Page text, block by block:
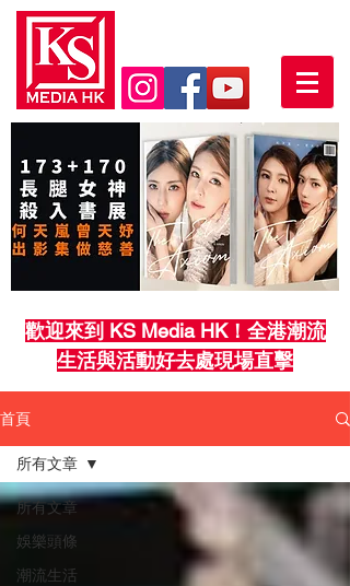
歡迎來到 KS Media HK！全港潮流
生活與活動好去處現場直擊
首頁
所有文章
娛樂頭條
潮流生活
所有文章